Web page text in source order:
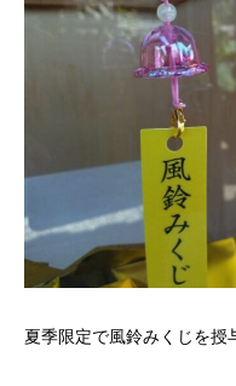
夏季限定で風鈴みくじを授